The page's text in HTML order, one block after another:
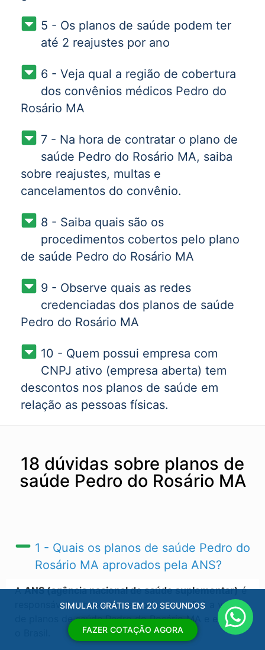
5 - Os planos de saúde podem ter
até 2 reajustes por ano
6 - Veja qual a região de cobertura
dos convênios médicos Pedro do
Rosário MA
7 - Na hora de contratar o plano de
saúde Pedro do Rosário MA, saiba
sobre reajustes, multas e
cancelamentos do convênio.
8 - Saiba quais são os
procedimentos cobertos pelo plano
de saúde Pedro do Rosário MA
9 - Observe quais as redes
credenciadas dos planos de saúde
Pedro do Rosário MA
10 - Quem possui empresa com
CNPJ ativo (empresa aberta) tem
descontos nos planos de saúde em
relação as pessoas físicas.
18 dúvidas sobre planos de
saúde Pedro do Rosário MA
1 - Quais os planos de saúde Pedro do
Rosário MA​ aprovados pela ANS?
AANS (agência nacional de saúde suplementar)é
responsável por regular (autorizas ou não) a venda
de planos de saúde Pedro do Rosário MA​ e em todo
SIMULAR GRÁTIS EM 20 SEGUNDOS
FAZER COTAÇÃO AGORA